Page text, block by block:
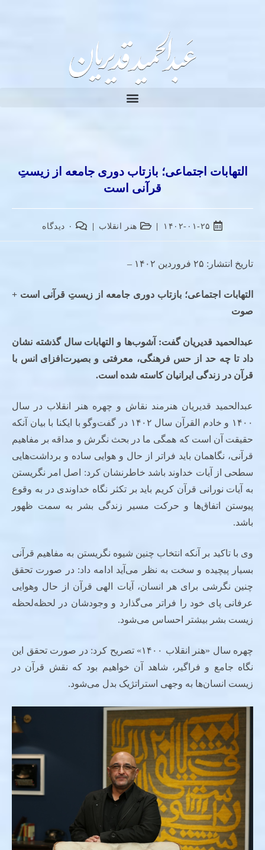
التهابات اجتماعی؛ بازتاب دوری جامعه از زیستِ
قرآنی است
۱۴۰۲-۰۱-۲۵ هنر انقلاب ۰ دیدگاه
تاریخ انتشار: ۲۵ فروردین ۱۴۰۲ –
التهابات اجتماعی؛ بازتاب دوری جامعه از زیستِ قرآنی است +
صوت
عبدالحمید قدیریان گفت: آشوب‌ها و التهابات سال گذشته نشان
داد تا چه حد از حس فرهنگی، معرفتی و بصیرت‌افزای انس با
قرآن در زندگی ایرانیان کاسته شده است.
عبدالحمید قدیریان هنرمند نقاش و چهره هنر انقلاب در سال
۱۴۰۰ و خادم القرآن سال ۱۴۰۲ در گفت‌وگو با ایکنا با بیان آنکه
حقیقت آن است که همگی ما در بحث نگرش و مداقه بر مفاهیم
قرآنی، نگاهمان باید فراتر از حال و هوایی ساده و برداشت‌هایی
سطحی از آیات خداوند باشد خاطرنشان کرد: اصل امر نگریستن
به آیات نورانی قرآن کریم باید بر تکثر نگاه خداوندی در به وقوع
پیوستن اتفاق‌ها و حرکت مسیر زندگی بشر به سمت ظهور
باشد.
وی با تاکید بر آنکه انتخاب چنین شیوه نگریستن به مفاهیم قرآنی
بسیار پیچیده و سخت به نظر می‌آید ادامه داد: در صورت تحقق
چنین نگرشی برای هر انسان، آیات الهی قرآن از حال ‌وهوایی
عرفانی پای خود را فراتر می‌گذارد و وجودشان در لحظه‌لحظه
زیست بشر بیشتر احساس می‌شود.
چهره سال «هنر انقلاب ۱۴۰۰» تصریح کرد: در صورت تحقق این
نگاه جامع و فراگیر، شاهد آن خواهیم بود که نقش قرآن در
زیست انسان‌ها به وجهی استراتژیک بدل می‌شود.